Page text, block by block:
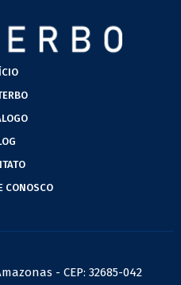
CONOSCO
- CEP: 32685-042